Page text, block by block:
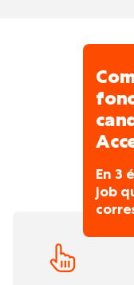
entretien
Accent sur
En 3
job